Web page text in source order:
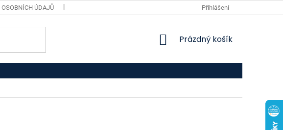
ÚDAJŮ Přihlášení
NÁKUPNÍ
Prázdný košík